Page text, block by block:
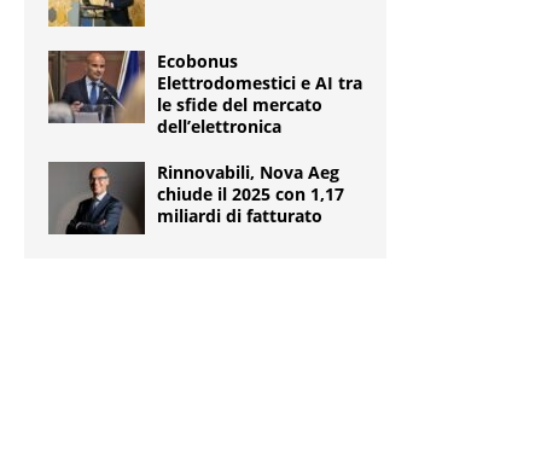
Ecobonus
Elettrodomestici e AI tra
le sfide del mercato
dell’elettronica
Rinnovabili, Nova Aeg
chiude il 2025 con 1,17
miliardi di fatturato